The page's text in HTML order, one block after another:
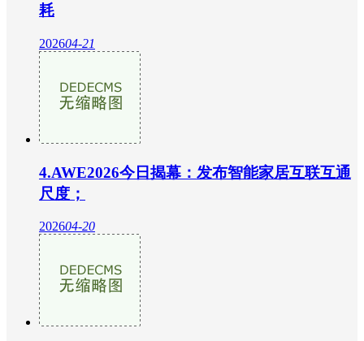
耗
202604-21
4.AWE2026今日揭幕：发布智能家居互联互通
尺度；
202604-20